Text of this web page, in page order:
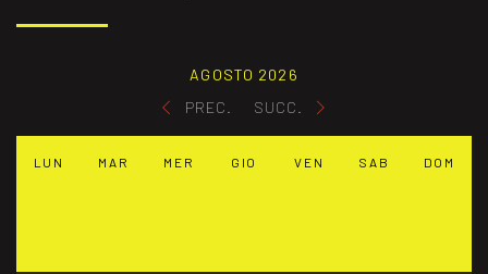
PREC.
AGOSTO 2026
SUCC.
LUN MAR MER GIO VEN SAB DOM